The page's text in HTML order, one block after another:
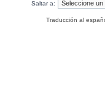
Saltar a:
Traducción al